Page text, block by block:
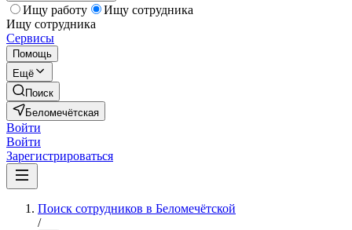
Ищу работу
Ищу сотрудника
Ищу сотрудника
Сервисы
Помощь
Ещё
Поиск
Беломечётская
Войти
Войти
Зарегистрироваться
Поиск сотрудников в Беломечётской
/